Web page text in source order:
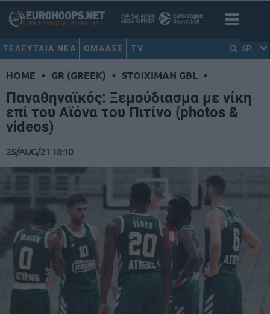
ΤΕΛΕΥΤΑΙΑ ΝΕΑ ΟΜΑΔΕΣ TV GR
HOME • GR (GREEK) • STOIXIMAN GBL •
Παναθηναϊκός: Ξεμούδιασμα με νίκη
επί του Αϊόνα του Πιτίνο (photos &
videos)
25/AUG/21 18:10